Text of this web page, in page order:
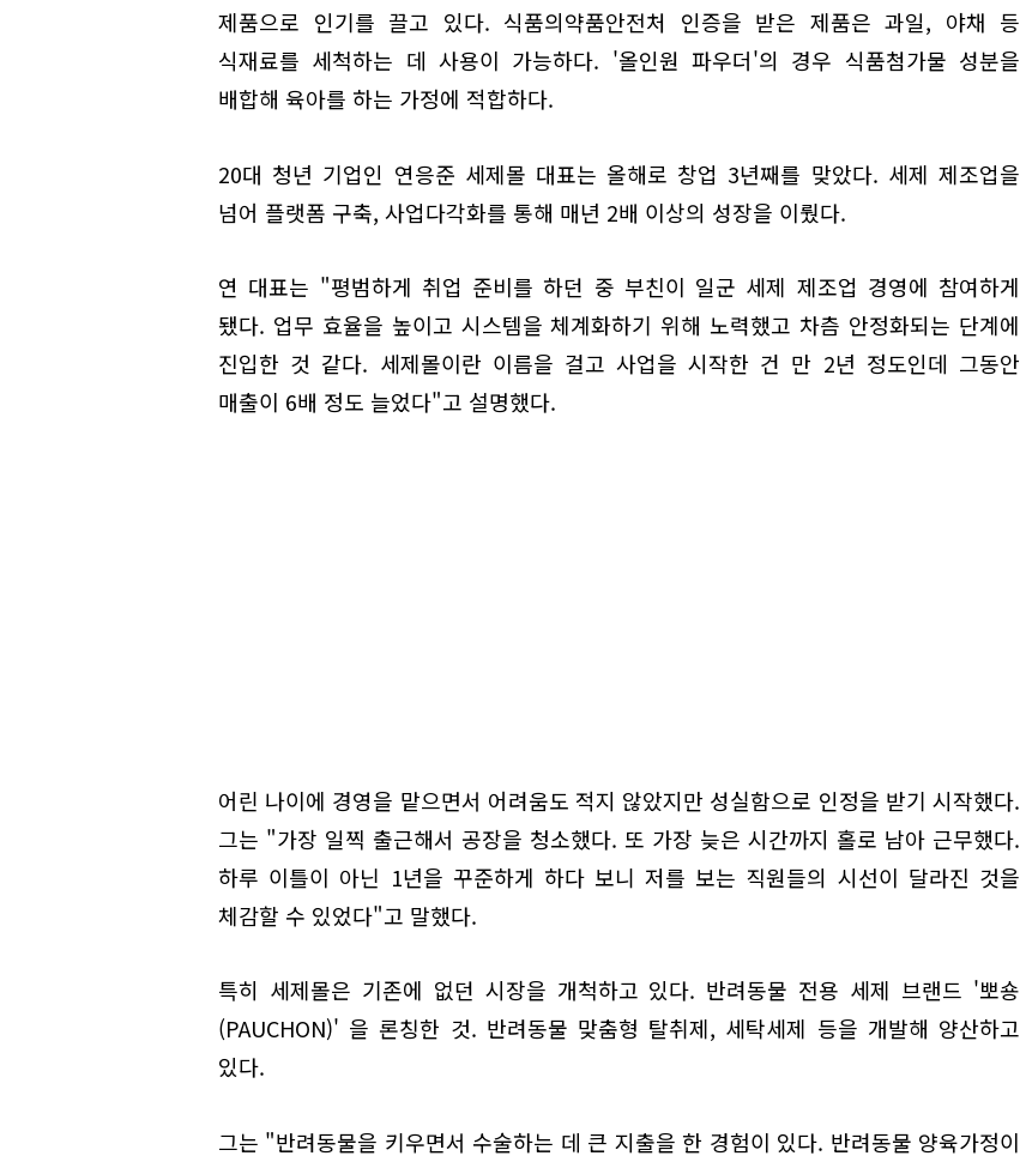
제품으로 인기를 끌고 있다. 식품의약품안전처 인증을 받은 제품은 과일, 야채 등
식재료를 세척하는 데 사용이 가능하다. '올인원 파우더'의 경우 식품첨가물 성분을
배합해 육아를 하는 가정에 적합하다.
20대 청년 기업인 연응준 세제몰 대표는 올해로 창업 3년째를 맞았다. 세제 제조업을
넘어 플랫폼 구축, 사업다각화를 통해 매년 2배 이상의 성장을 이뤘다.
연 대표는 "평범하게 취업 준비를 하던 중 부친이 일군 세제 제조업 경영에 참여하게
됐다. 업무 효율을 높이고 시스템을 체계화하기 위해 노력했고 차츰 안정화되는 단계에
진입한 것 같다. 세제몰이란 이름을 걸고 사업을 시작한 건 만 2년 정도인데 그동안
매출이 6배 정도 늘었다"고 설명했다.
어린 나이에 경영을 맡으면서 어려움도 적지 않았지만 성실함으로 인정을 받기 시작했다.
그는 "가장 일찍 출근해서 공장을 청소했다. 또 가장 늦은 시간까지 홀로 남아 근무했다.
하루 이틀이 아닌 1년을 꾸준하게 하다 보니 저를 보는 직원들의 시선이 달라진 것을
체감할 수 있었다"고 말했다.
특히 세제몰은 기존에 없던 시장을 개척하고 있다. 반려동물 전용 세제 브랜드 '뽀숑
(PAUCHON)' 을 론칭한 것. 반려동물 맞춤형 탈취제, 세탁세제 등을 개발해 양산하고
있다.
그는 "반려동물을 키우면서 수술하는 데 큰 지출을 한 경험이 있다. 반려동물 양육가정이